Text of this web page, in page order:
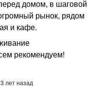
домом, в шаговой
рынок, рядом
и кафе.
рекомендуем!
лет назад